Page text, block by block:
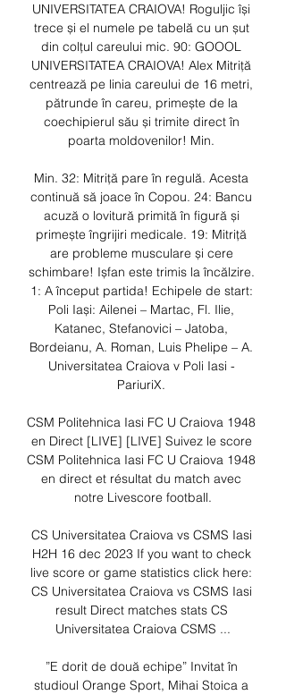
UNIVERSITATEA CRAIOVA! Roguljic își
trece și el numele pe tabelă cu un șut
din colțul careului mic. 90: GOOOL
UNIVERSITATEA CRAIOVA! Alex Mitriță
centrează pe linia careului de 16 metri,
pătrunde în careu, primește de la
coechipierul său și trimite direct în
poarta moldovenilor! Min.
Min. 32: Mitriță pare în regulă. Acesta
continuă să joace în Copou. 24: Bancu
acuză o lovitură primită în figură și
primește îngrijiri medicale. 19: Mitriță
are probleme musculare și cere
schimbare! Ișfan este trimis la încălzire.
1: A început partida! Echipele de start:
Poli Iași: Ailenei – Martac, Fl. Ilie,
Katanec, Stefanovici – Jatoba,
Bordeianu, A. Roman, Luis Phelipe – A.
Universitatea Craiova v Poli Iasi -
PariuriX.
CSM Politehnica Iasi FC U Craiova 1948
en Direct [LIVE] [LIVE] Suivez le score
CSM Politehnica Iasi FC U Craiova 1948
en direct et résultat du match avec
notre Livescore football.
CS Universitatea Craiova vs CSMS Iasi
H2H 16 dec 2023 If you want to check
live score or game statistics click here:
CS Universitatea Craiova vs CSMS Iasi
result Direct matches stats CS
Universitatea Craiova CSMS ...
”E dorit de două echipe” Invitat în
studioul Orange Sport, Mihai Stoica a